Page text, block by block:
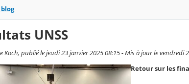
UNSS
Koch, publié le jeudi 23 janvier 2025 08:15 - Mis à jour le vendredi
Retour sur les